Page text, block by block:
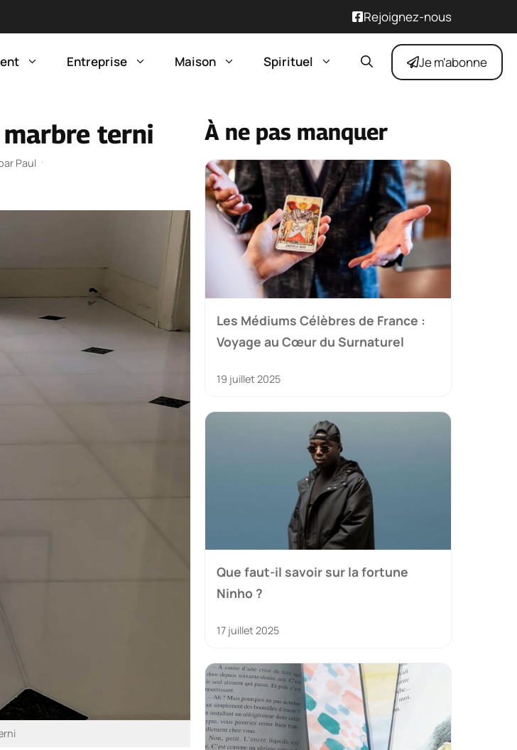
Rejoignez-nous
Entreprise Maison Spirituel Je m'abonne
terni
Paul ·
À ne pas manquer
Les Médiums Célèbres de France :
Voyage au Cœur du Surnaturel
19 juillet 2025
Que faut-il savoir sur la fortune
Ninho ?
17 juillet 2025